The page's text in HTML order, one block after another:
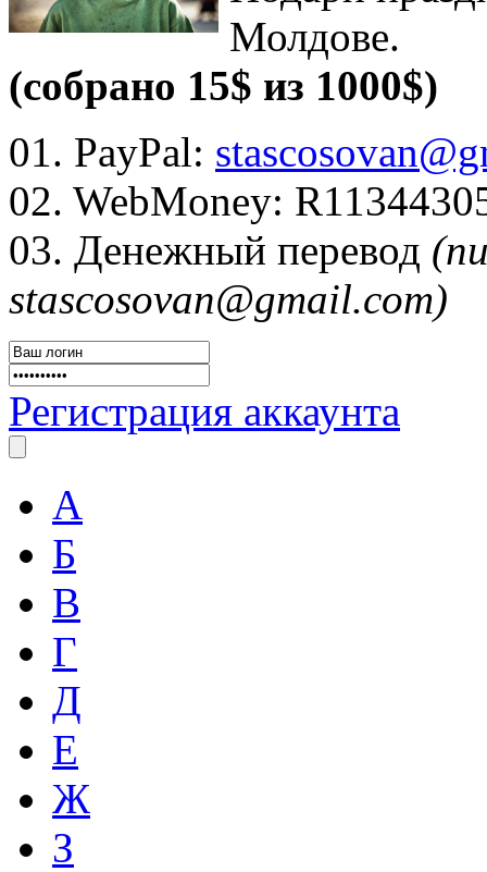
Молдове.
(собрано 15$ из 1000$)
01. PayPal:
02. WebMoney:
03. Денежный перевод
stascosovan@gmail.com)
Регистрация аккаунта
А
Б
В
Г
Д
Е
Ж
З